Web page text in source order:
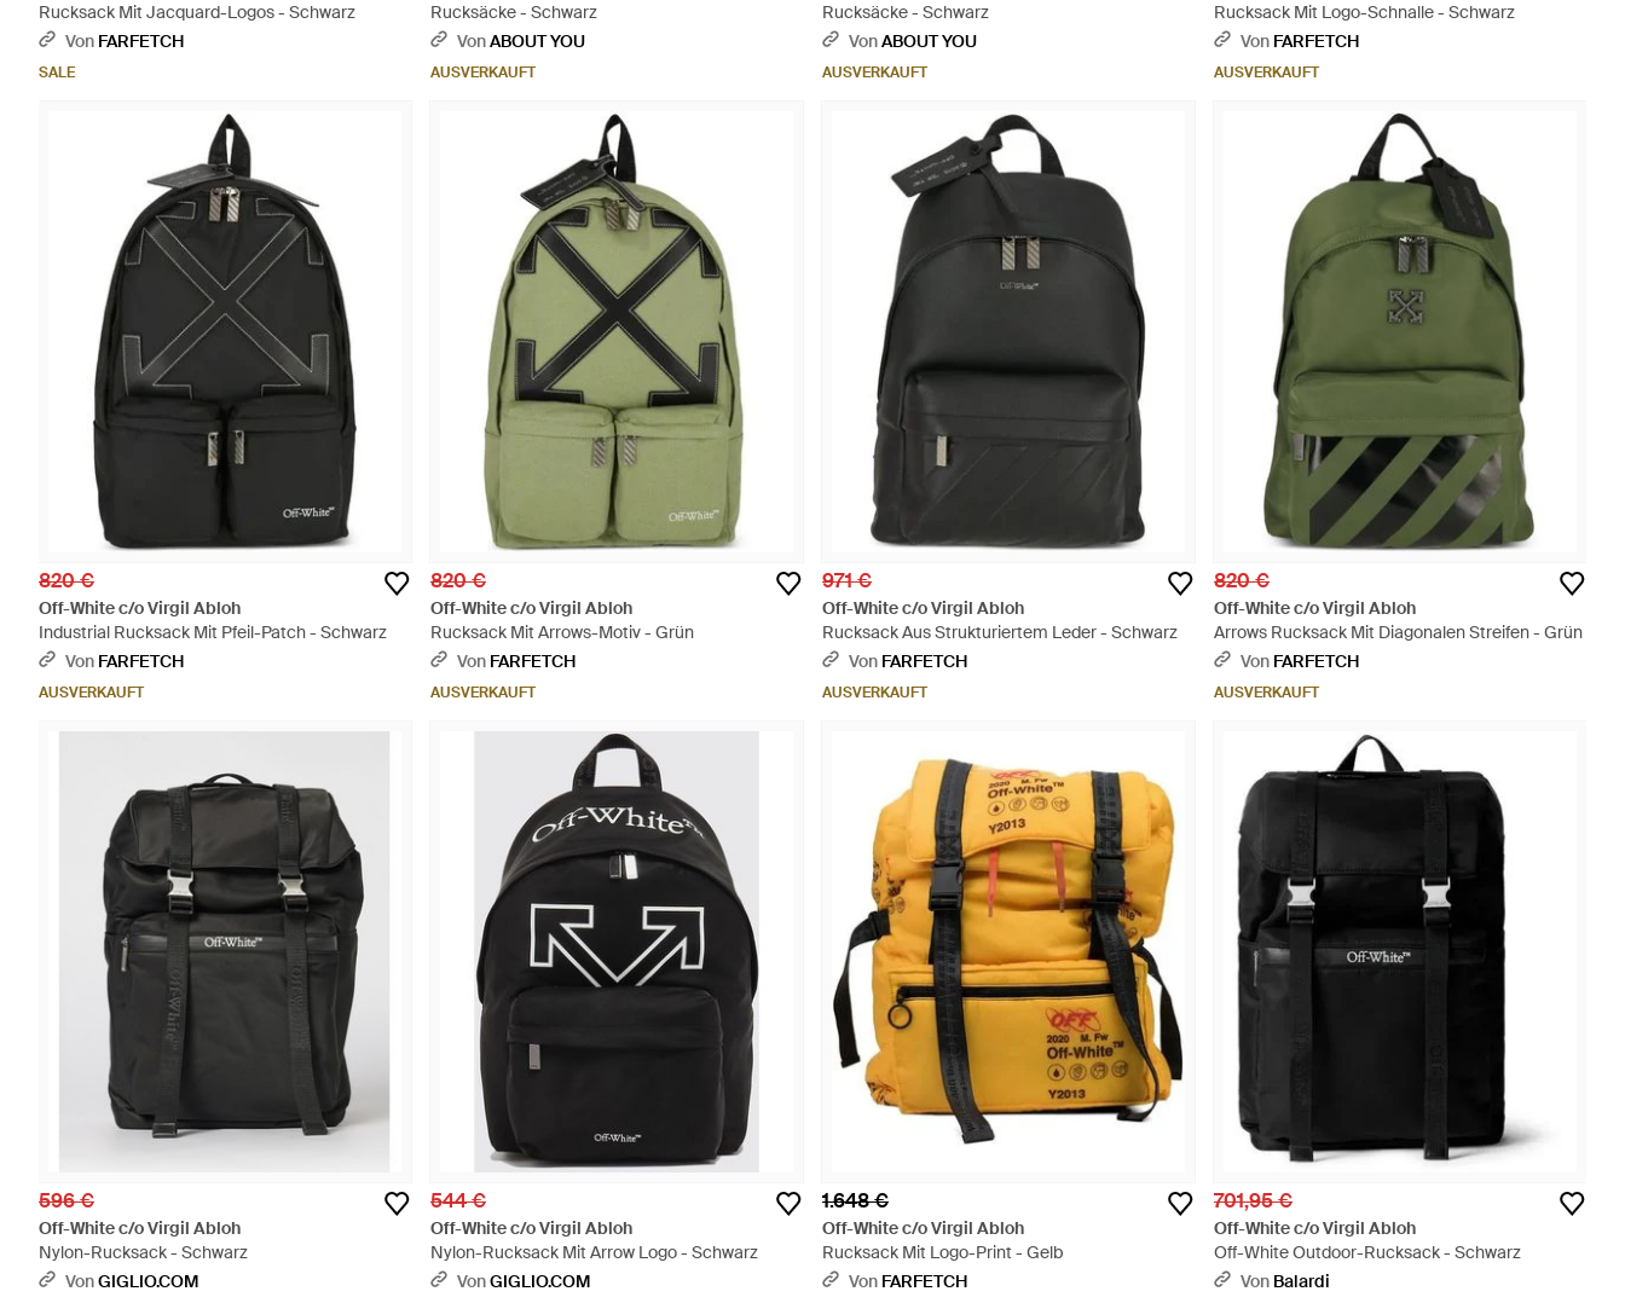
Rucksack Mit Jacquard-Logos - Schwarz
Von FARFETCH
SALE
Rucksäcke - Schwarz
VonABOUT YOU
AUSVERKAUFT
Rucksäcke - Schwarz
VonABOUT YOU
AUSVERKAUFT
Rucksack Mit Logo-Schnalle - Schwarz
Von FARFETCH
AUSVERKAUFT
820 €
Off-White c/o Virgil Abloh
Industrial Rucksack Mit Pfeil-Patch - Schwarz
Von FARFETCH
AUSVERKAUFT
820 €
Off-White c/o Virgil Abloh
Rucksack Mit Arrows-Motiv - Grün
Von FARFETCH
AUSVERKAUFT
971 €
Off-White c/o Virgil Abloh
Rucksack Aus Strukturiertem Leder - Schwarz
Von FARFETCH
AUSVERKAUFT
820 €
Off-White c/o Virgil Abloh
Arrows Rucksack Mit Diagonalen Streifen - Grün
Von FARFETCH
AUSVERKAUFT
596 €
Off-White c/o Virgil Abloh
Nylon-Rucksack - Schwarz
VonGIGLIO.COM
544 €
Off-White c/o Virgil Abloh
Nylon-Rucksack Mit Arrow Logo - Schwarz
VonGIGLIO.COM
1.648 €
Off-White c/o Virgil Abloh
Rucksack Mit Logo-Print - Gelb
Von FARFETCH
701,95 €
Off-White c/o Virgil Abloh
Off-White Outdoor-Rucksack - Schwarz
Von Balardi